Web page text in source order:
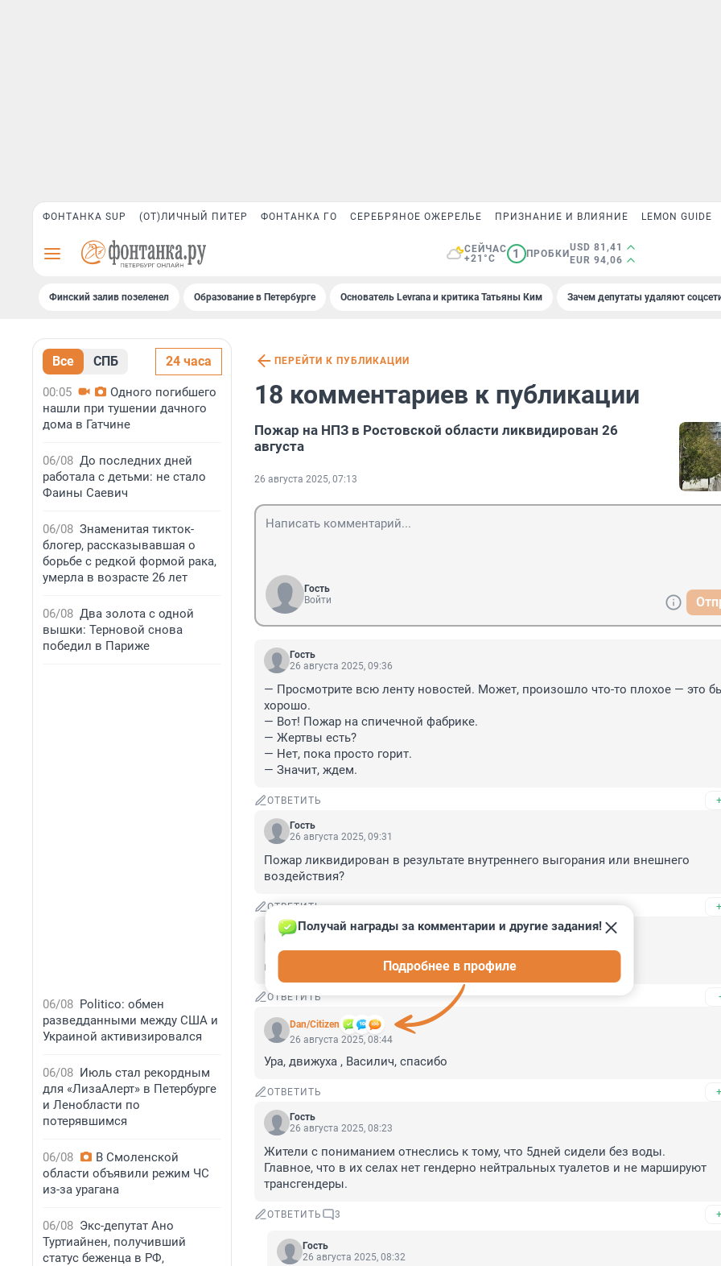
ФОНТАНКА SUP (ОТ)ЛИЧНЫЙ ПИТЕР ФОНТАНКА ГО СЕРЕБРЯНОЕ ОЖЕРЕЛЬЕ ПРИЗНАНИЕ И ВЛИЯНИЕ LEMON GUIDE
СЕЙЧАС
+21°C
1 ПРОБКИ
USD 81,41
EUR 94,06
Финский залив позеленел Образование в Петербурге Основатель Levrana и критика Татьяны Ким Зачем депутаты удаляют
Все СПБ 24 часа
00:05
Одного погибшего
нашли при тушении дачного
дома в Гатчине
06/08 До последних дней
работала с детьми: не стало
Фаины Саевич
06/08 Знаменитая тикток-
блогер, рассказывавшая о
борьбе с редкой формой рака,
умерла в возрасте 26 лет
06/08 Два золота с одной
вышки: Терновой снова
победил в Париже
06/08 Politico: обмен
разведданными между США и
Украиной активизировался
06/08 Июль стал рекордным
для «ЛизаАлерт» в Петербурге
и Ленобласти по
потерявшимся
06/08
В Смоленской
области объявили режим ЧС
из-за урагана
06/08 Экс-депутат Ано
Туртиайнен, получивший
статус беженца в РФ,
ПЕРЕЙТИ К ПУБЛИКАЦИИ
18 комментариев к публикации
Пожар на НПЗ в Ростовской области ликвидирован 26
августа
26 августа 2025, 07:13
Гость
Войти
Гость
26 августа 2025, 09:36
— Просмотрите всю ленту новостей. Может, произошло что-то плохое — это
хорошо.
— Вот! Пожар на спичечной фабрике.
— Жертвы есть?
— Нет, пока просто горит.
— Значит, ждем.
ОТВЕТИТЬ
Гость
26 августа 2025, 09:31
Пожар ликвидирован в результате внутреннего выгорания или внешнего
воздействия?
ОТВЕТИТЬ
Гость
все выгорело?
ОТВЕТИТЬ
Dan/Citizen
Получай награды за комментарии и другие задания!
Подробнее в профиле
26 августа 2025, 08:44
Ура, движуха , Василич, спасибо
ОТВЕТИТЬ
Гость
26 августа 2025, 08:23
Жители с пониманием отнеслись к тому, что 5дней сидели без воды.
Главное, что в их селах нет гендерно нейтральных туалетов и не маршируют
трансгендеры.
ОТВЕТИТЬ 3
Гость
26 августа 2025, 08:32